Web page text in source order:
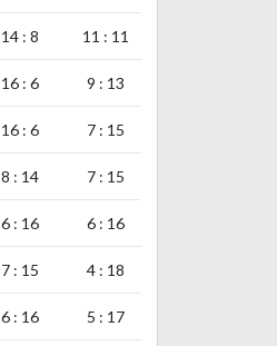
14 : 8 11 : 11
16 : 6 9 : 13
16 : 6 7 : 15
8 : 14 7 : 15
6 : 16 6 : 16
7 : 15 4 : 18
6 : 16 5 : 17